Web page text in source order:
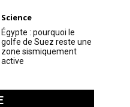
Science
Égypte : pourquoi le
golfe de Suez reste une
zone sismiquement
active